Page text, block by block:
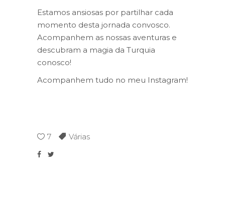
Estamos ansiosas por partilhar cada
momento desta jornada convosco.
Acompanhem as nossas aventuras e
descubram a magia da Turquia
conosco!
Acompanhem tudo no meu Instagram!
7 Várias